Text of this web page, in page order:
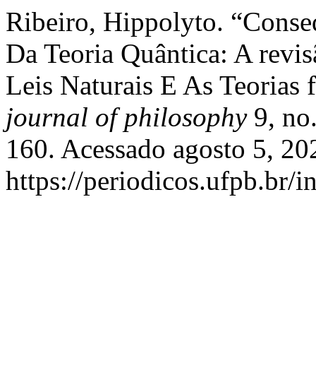
Ribeiro, Hippolyto.
Da Teoria Quântica: A
Leis Naturais E As Teorias
journal of philosophy9,
160. Acessado agosto 5,
https://periodicos.ufpb.br/